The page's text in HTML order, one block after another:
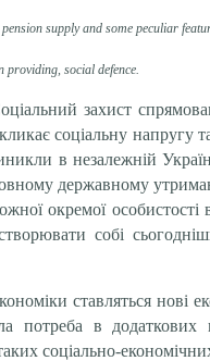
supply and some peculiar
providing, social defence.
захист
соціальну напругу
в незалежній
державному
окремої
собі
ставляться нові
потреба в
соціально-